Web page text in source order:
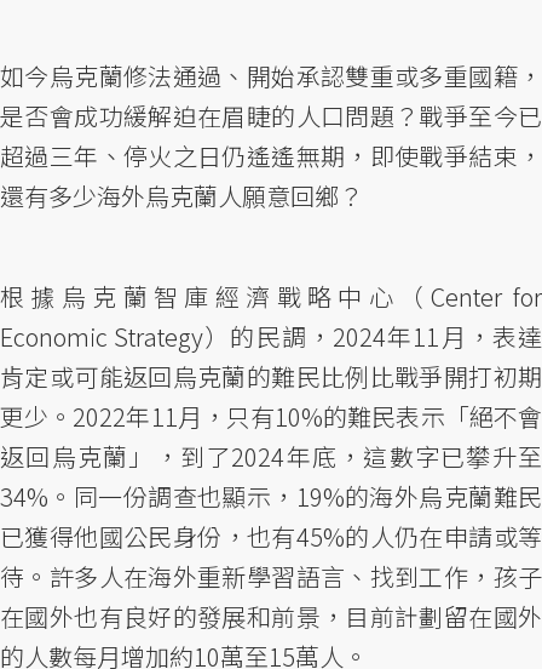
如今烏克蘭修法通過、開始承認雙重或多重國籍，
是否會成功緩解迫在眉睫的人口問題？戰爭至今已
超過三年、停火之日仍遙遙無期，即使戰爭結束，
還有多少海外烏克蘭人願意回鄉？
根據烏克蘭智庫經濟戰略中心（Center for
Economic Strategy）的民調，2024年11月，表達
肯定或可能返回烏克蘭的難民比例比戰爭開打初期
更少。2022年11月，只有10%的難民表示「絕不會
返回烏克蘭」，到了2024年底，這數字已攀升至
34%。同一份調查也顯示，19%的海外烏克蘭難民
已獲得他國公民身份，也有45%的人仍在申請或等
待。許多人在海外重新學習語言、找到工作，孩子
在國外也有良好的發展和前景，目前計劃留在國外
的人數每月增加約10萬至15萬人。